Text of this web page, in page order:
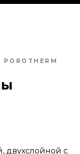
двухслойной с